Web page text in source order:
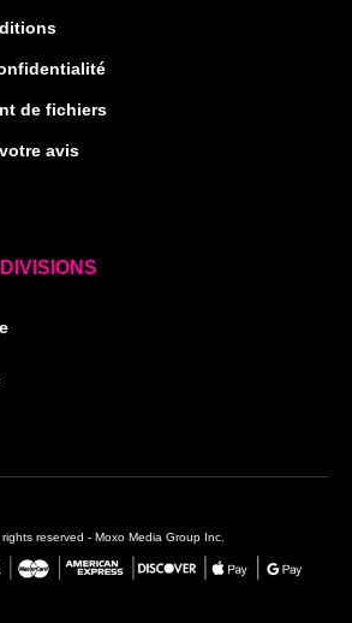
de fichiers
avis
reserved - Moxo Media Group Inc.